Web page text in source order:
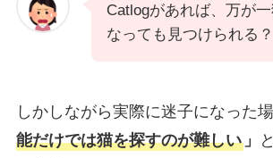
Catlogがあれば、万が
なっても見つけられる？
しかしながら実際に迷子になった
能だけでは猫を探すのが難しい」